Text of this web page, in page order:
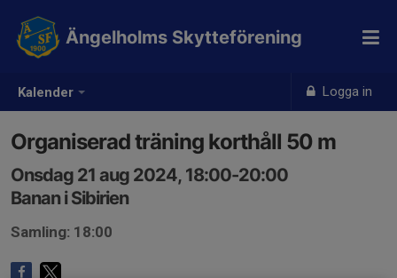
Kalender Logga in
Ängelholms Skytteförening
Organiserad träning korthåll 50 m
Onsdag 21 aug 2024, 18:00-20:00
Banan i Sibirien
Samling: 18:00